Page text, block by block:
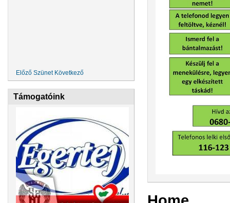
Előző Szünet Következő
Támogatóink